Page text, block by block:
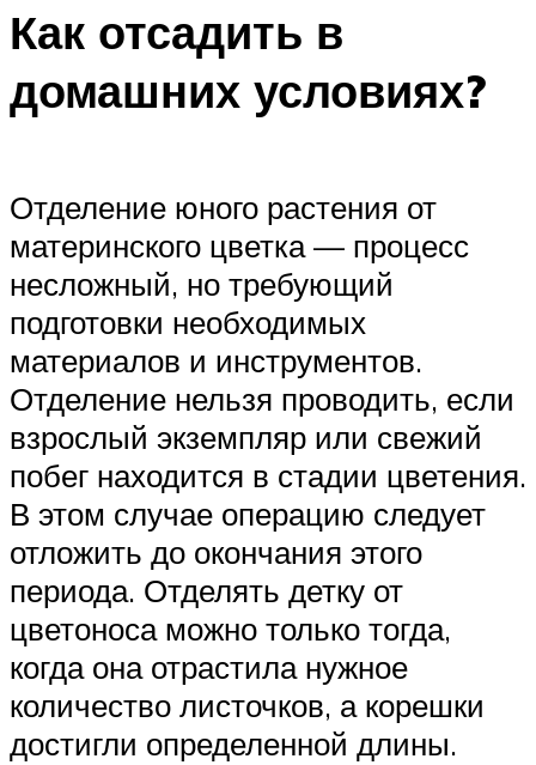
Как отсадить в
домашних условиях?
Отделение юного растения от
материнского цветка — процесс
несложный, но требующий
подготовки необходимых
материалов и инструментов.
Отделение нельзя проводить, если
взрослый экземпляр или свежий
побег находится в стадии цветения.
В этом случае операцию следует
отложить до окончания этого
периода. Отделять детку от
цветоноса можно только тогда,
когда она отрастила нужное
количество листочков, а корешки
достигли определенной длины.